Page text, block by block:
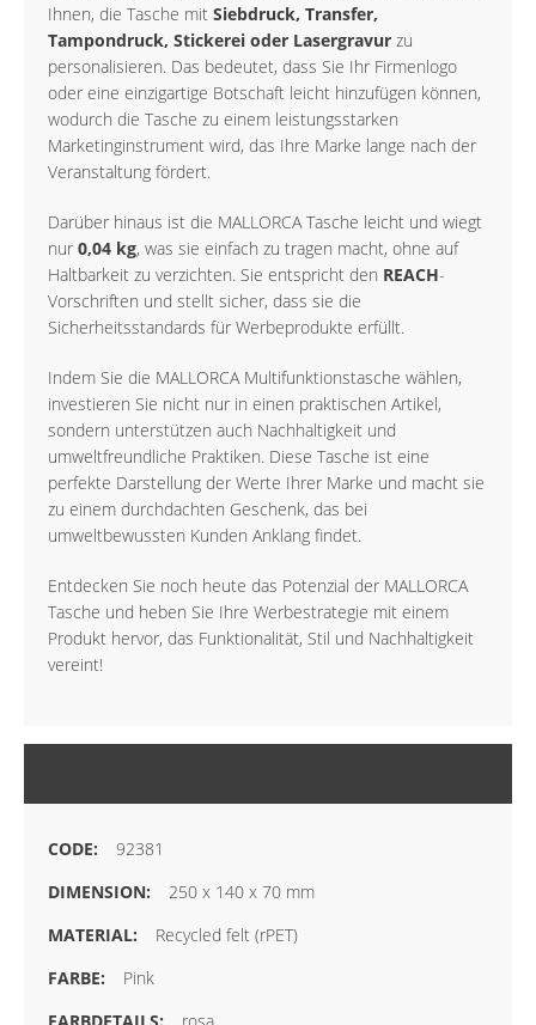
Ihnen, die Tasche mit Siebdruck, Transfer,
Tampondruck, Stickerei oder Lasergravur zu
personalisieren. Das bedeutet, dass Sie Ihr Firmenlogo
oder eine einzigartige Botschaft leicht hinzufügen können,
wodurch die Tasche zu einem leistungsstarken
Marketinginstrument wird, das Ihre Marke lange nach der
Veranstaltung fördert.
Darüber hinaus ist die MALLORCA Tasche leicht und wiegt
nur 0,04 kg, was sie einfach zu tragen macht, ohne auf
Haltbarkeit zu verzichten. Sie entspricht den REACH-
Vorschriften und stellt sicher, dass sie die
Sicherheitsstandards für Werbeprodukte erfüllt.
Indem Sie die MALLORCA Multifunktionstasche wählen,
investieren Sie nicht nur in einen praktischen Artikel,
sondern unterstützen auch Nachhaltigkeit und
umweltfreundliche Praktiken. Diese Tasche ist eine
perfekte Darstellung der Werte Ihrer Marke und macht sie
zu einem durchdachten Geschenk, das bei
umweltbewussten Kunden Anklang findet.
Entdecken Sie noch heute das Potenzial der MALLORCA
Tasche und heben Sie Ihre Werbestrategie mit einem
Produkt hervor, das Funktionalität, Stil und Nachhaltigkeit
vereint!
92381
250 x 140 x 70 mm
Recycled felt (rPET)
Pink